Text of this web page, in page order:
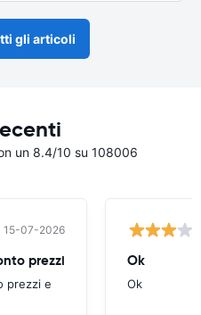
gli articoli
un 8.4/10 su 108006
15-07-2026
prezzi
prezzi e
Ok
Ok